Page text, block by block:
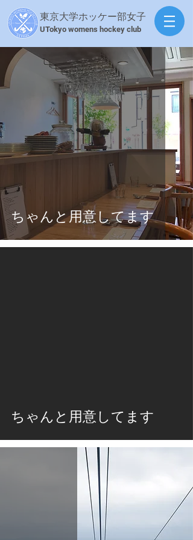
東京大学ホッケー部女子
​UTokyo womens hockey club
ちゃんと用意してます
ちゃんと用意してます